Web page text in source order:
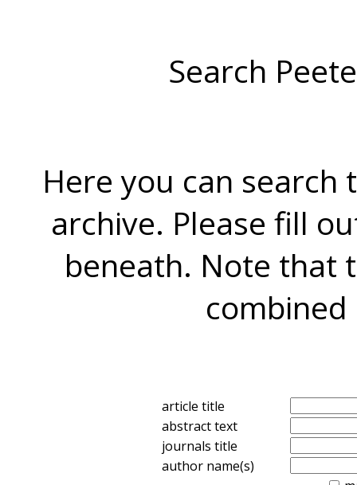
Search
Here you can search
archive. Please fill
beneath. Note that
combined
article title
abstract text
journals title
author name(s)